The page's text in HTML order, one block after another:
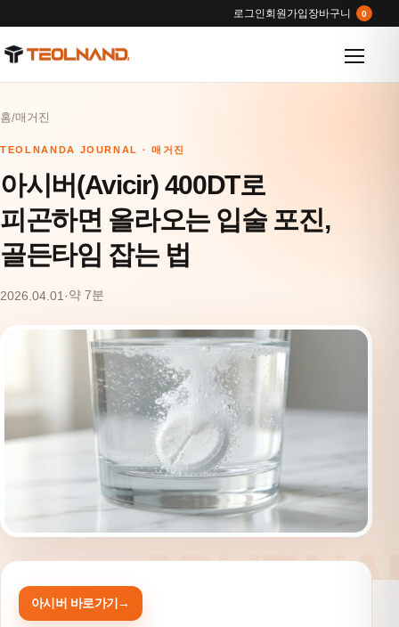
로그인회원가입장바구니 0
홈/매거진
TEOLNANDA JOURNAL · 매거진
아시버(Avicir) 400DT로
피곤하면 올라오는 입술 포진,
골든타임 잡는 법
2026.04.01 ·약 7분
아시버 바로가기